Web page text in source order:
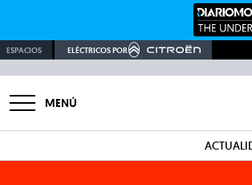
ESPACIOS ELÉCTRICOS POR
MENÚ